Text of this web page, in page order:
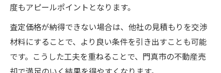
度もアピールポイントとなります。
査定価格が納得できない場合は、他社の見積もりを交渉
材料にすることで、より良い条件を引き出すことも可能
です。こうした工夫を重ねることで、門真市の不動産売